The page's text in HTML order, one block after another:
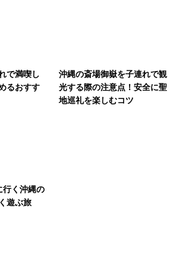
で満喫し
るおすす
沖縄の斎場御嶽を子連れで観
光する際の注意点！安全に聖
地巡礼を楽しむコツ
行く沖縄の
遊ぶ旅